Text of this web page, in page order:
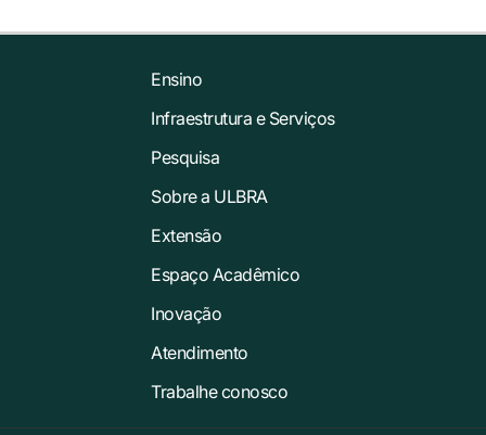
Ensino
Infraestrutura e Serviços
Pesquisa
Sobre a ULBRA
Extensão
Espaço Acadêmico
Inovação
Atendimento
Trabalhe conosco